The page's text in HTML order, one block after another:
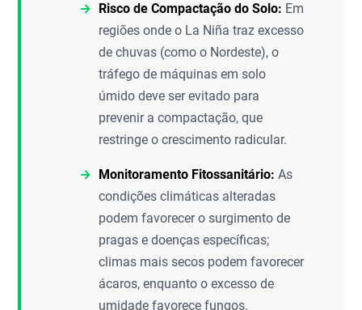
Risco de Compactação do Solo: Em
regiões onde o La Niña traz excesso
de chuvas (como o Nordeste), o
tráfego de máquinas em solo
úmido deve ser evitado para
prevenir a compactação, que
restringe o crescimento radicular.
Monitoramento Fitossanitário: As
condições climáticas alteradas
podem favorecer o surgimento de
pragas e doenças específicas;
climas mais secos podem favorecer
ácaros, enquanto o excesso de
umidade favorece fungos.